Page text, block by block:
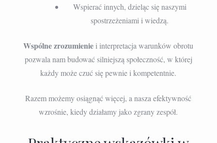
Wspierać innych, dzieląc się naszymi
spostrzeżeniami i wiedzą.
Wspólne zrozumienie i interpretacja warunków obrotu
pozwala nam budować silniejszą społeczność, w której
każdy może czuć się pewnie i kompetentnie.
Razem możemy osiągnąć więcej, a nasza efektywność
wzrośnie, kiedy działamy jako zgrany zespół.